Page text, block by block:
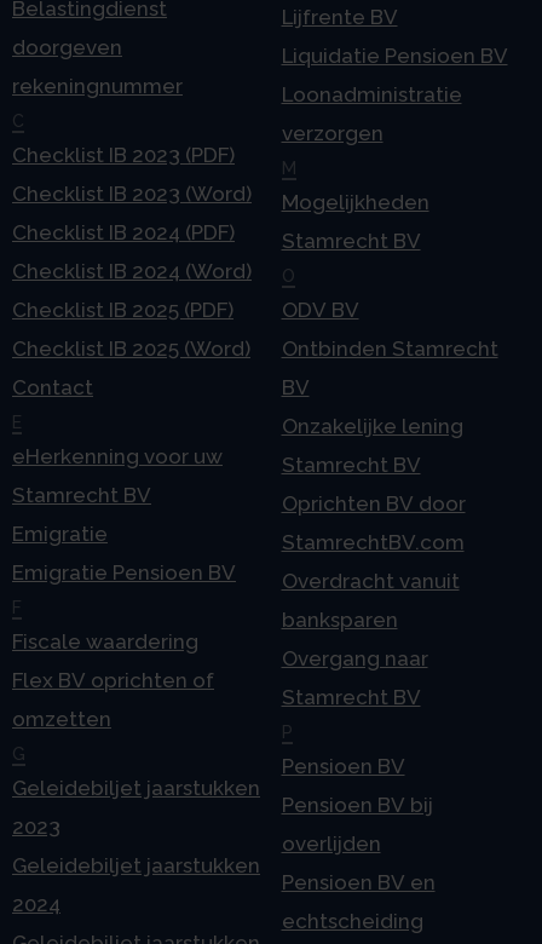
Belastingdienst
doorgeven
rekeningnummer
C
Checklist IB 2023 (PDF)
Checklist IB 2023 (Word)
Checklist IB 2024 (PDF)
Checklist IB 2024 (Word)
Checklist IB 2025 (PDF)
Checklist IB 2025 (Word)
Contact
E
eHerkenning voor uw
Stamrecht BV
Emigratie
Emigratie Pensioen BV
F
Fiscale waardering
Flex BV oprichten of
omzetten
G
Geleidebiljet jaarstukken
2023
Geleidebiljet jaarstukken
2024
Lijfrente BV
Liquidatie Pensioen BV
Loonadministratie
verzorgen
M
Mogelijkheden
Stamrecht BV
O
ODV BV
Ontbinden Stamrecht
BV
Onzakelijke lening
Stamrecht BV
Oprichten BV door
StamrechtBV.com
Overdracht vanuit
banksparen
Overgang naar
Stamrecht BV
P
Pensioen BV
Pensioen BV bij
overlijden
Pensioen BV en
echtscheiding